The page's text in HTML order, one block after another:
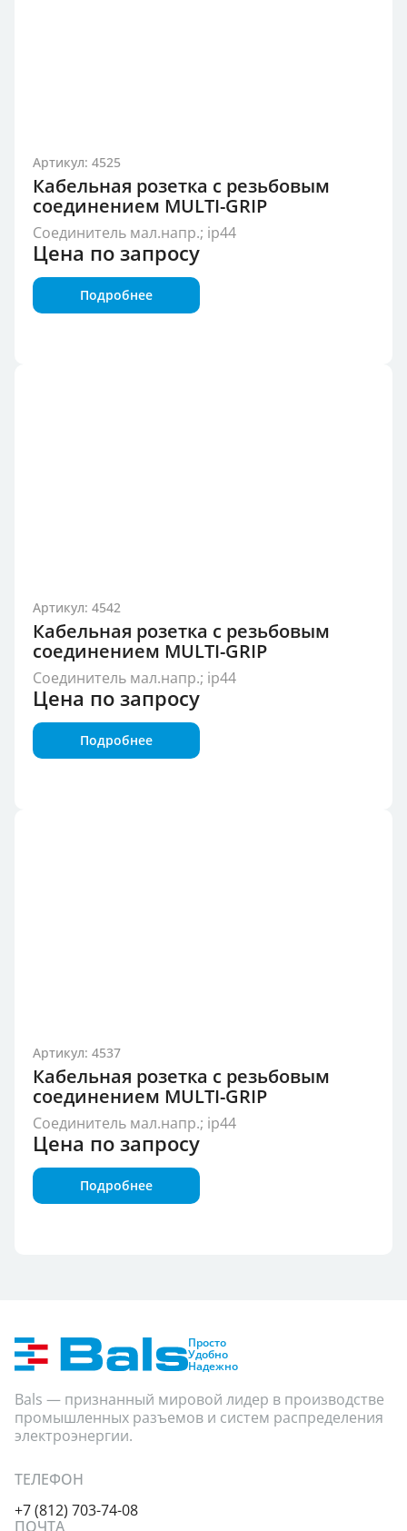
Артикул: 4525
Кабельная розетка с резьбовым
соединением MULTI-GRIP
Соединитель мал.напр.; ip44
Цена по запросу
Подробнее
Артикул: 4542
Кабельная розетка с резьбовым
соединением MULTI-GRIP
Соединитель мал.напр.; ip44
Цена по запросу
Подробнее
Артикул: 4537
Кабельная розетка с резьбовым
соединением MULTI-GRIP
Соединитель мал.напр.; ip44
Цена по запросу
Подробнее
Просто
Удобно
Надежно
Bals — признанный мировой лидер в производстве
промышленных разъемов и систем распределения
электроэнергии.
ТЕЛЕФОН
+7 (812) 703-74-08
ПОЧТА